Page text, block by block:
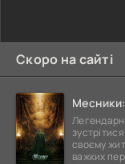
Скоро на сайті
своєму
важких